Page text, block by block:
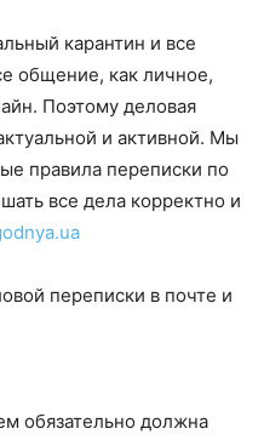
карантин и все
общение, как личное,
Поэтому деловая
и активной. Мы
правила переписки по
все дела корректно и
переписки в почте и
обязательно должна